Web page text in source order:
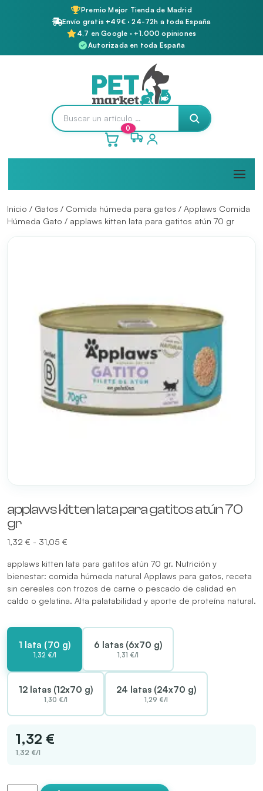
Premio Mejor Tienda de Madrid
Envío gratis +49€ · 24-72h a toda España
4,7 en Google · +1.000 opiniones
Autorizada en toda España
0
Inicio / Gatos / Comida húmeda para gatos / Applaws Comida
Húmeda Gato / applaws kitten lata para gatitos atún 70 gr
applaws kitten lata para gatitos atún 70
gr
1,32 € - 31,05 €
precios:
desde
1,32 €
hasta
applaws kitten lata para gatitos atún 70 gr. Nutrición y
bienestar: comida húmeda natural Applaws para gatos, receta
sin cereales con trozos de carne o pescado de calidad en
caldo o gelatina. Alta palatabilidad y aporte de proteína natural.
1 lata (70 g)
1,32 €/l
6 latas (6x70 g)
1,31 €/l
12 latas (12x70 g)
1,30 €/l
24 latas (24x70 g)
1,29 €/l
1,32 €
1,32 €/l